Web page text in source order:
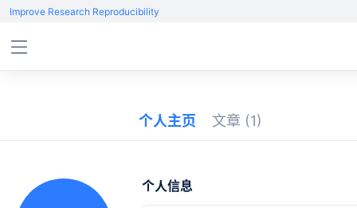
Improve Research Reproducibility
个人主页 文章 (1)
个人信息